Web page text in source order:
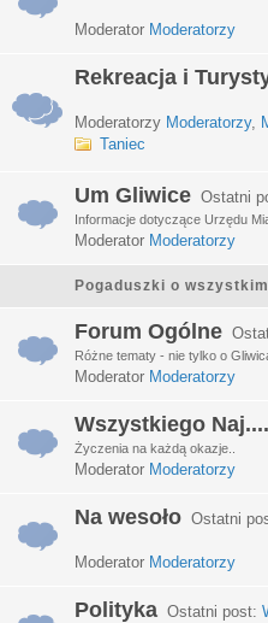
Moderator Moderatorzy
Rekreacja i
Moderatorzy Moderatorzy,
Taniec
Um Gliwice Ostatni
Informacje dotyczące Urzędu
Moderator Moderatorzy
Pogaduszki o wszystkim
Forum Ogólne
Różne tematy - nie tylko o
Moderator Moderatorzy
Wszystkiego
Życzenia na każdą okazje..
Moderator Moderatorzy
Na wesoło Ostatni
Moderator Moderatorzy
Polityka Ostatni post: